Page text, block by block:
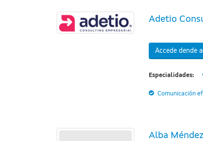
Adetio
Accede dende
Especialidades:
Comunicación
Alba